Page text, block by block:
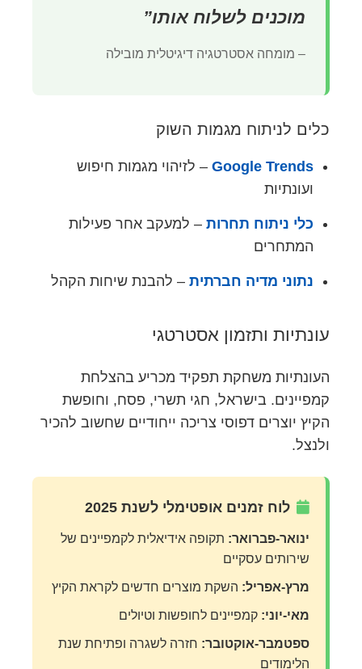
מוכנים לשלוח אותו”
– מומחה אסטרטגיה דיגיטלית מובילה
כלים לניתוח מגמות השוק
Google Trends – לזיהוי מגמות חיפוש
ועונתיות
כלי ניתוח תחרות – למעקב אחר פעילות
המתחרים
נתוני מדיה חברתית – להבנת שיחות הקהל
עונתיות ותזמון אסטרטגי
העונתיות משחקת תפקיד מכריע בהצלחת
קמפיינים. בישראל, חגי תשרי, פסח, וחופשת
הקיץ יוצרים דפוסי צריכה ייחודיים שחשוב להכיר
ולנצל.
לוח זמנים אופטימלי לשנת 2025
ינואר-פברואר: תקופה אידיאלית לקמפיינים של
שירותים עסקיים
מרץ-אפריל: השקת מוצרים חדשים לקראת הקיץ
מאי-יוני: קמפיינים לחופשות וטיולים
ספטמבר-אוקטובר: חזרה לשגרה ופתיחת שנת
הלימודים